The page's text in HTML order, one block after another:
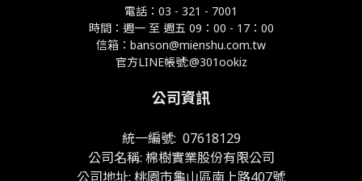
電話：03 - 321 - 7001
時間：週一 至 週五 09：00 - 17：00
信箱：banson@mienshu.com.tw
官方LINE帳號:@301ookiz
公司資訊
統一編號: 07618129
公司名稱: 棉樹實業股份有限公司
公司地址: 桃園市龜山區南上路407號